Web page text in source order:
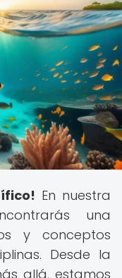
En nuestra
una
y conceptos
Desde la
allá, estamos